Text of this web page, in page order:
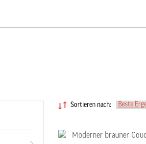
Sortieren nach: